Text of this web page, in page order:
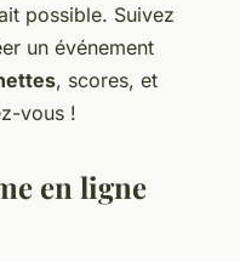
possible. Suivez
un événement
, scores, et
vous !
en ligne